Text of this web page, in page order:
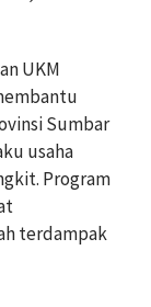
UKM
Sumbar
usaha
Program
terdampak